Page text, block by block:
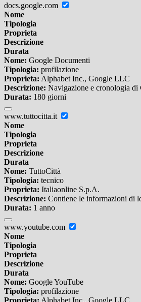
docs.google.com
Nome
Tipologia
Proprieta
Descrizione
Durata
Nome: Google Documenti
Tipologia: profilazione
Proprieta: Alphabet Inc., Google LLC
Descrizione: Navigazione e cronologia di
Durata: 180 giorni
www.tuttocitta.it
Nome
Tipologia
Proprieta
Descrizione
Durata
Nome: TuttoCittà
Tipologia: tecnico
Proprieta: Italiaonline S.p.A.
Descrizione: Contiene le informazioni di
Durata: 1 anno
www.youtube.com
Nome
Tipologia
Proprieta
Descrizione
Durata
Nome: Google YouTube
Tipologia: profilazione
Proprieta: Alphabet Inc., Google LLC